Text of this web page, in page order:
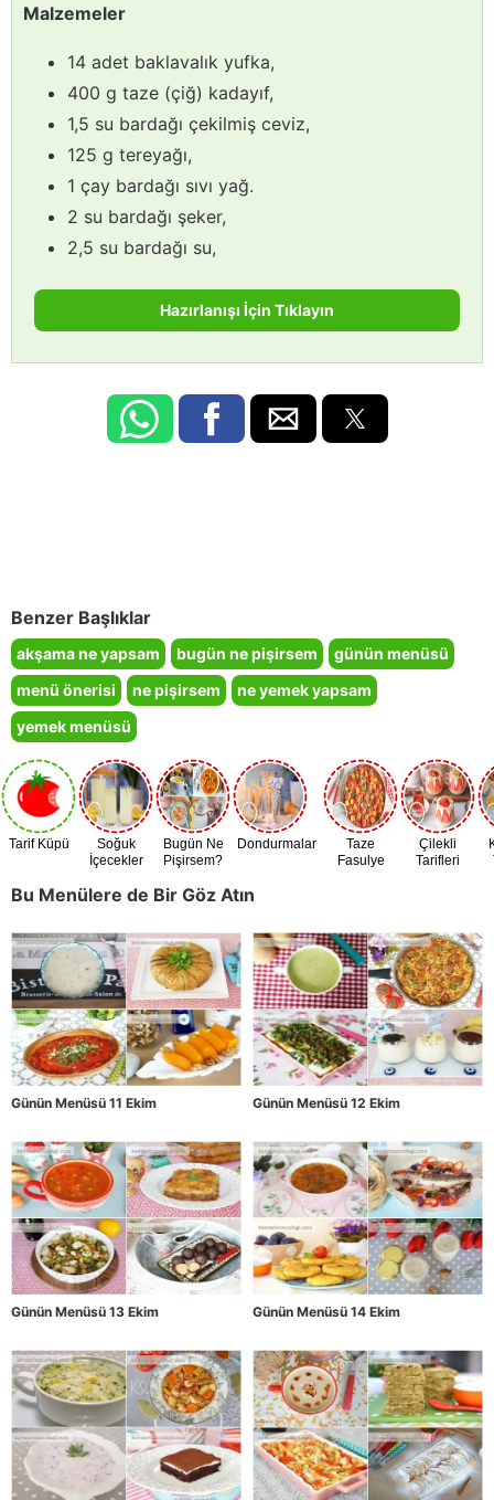
Malzemeler
14 adet baklavalık yufka,
400 g taze (çiğ) kadayıf,
1,5 su bardağı çekilmiş ceviz,
125 g tereyağı,
1 çay bardağı sıvı yağ.
2 su bardağı şeker,
2,5 su bardağı su,
Hazırlanışı İçin Tıklayın
Benzer Başlıklar
akşama ne yapsam bugün ne pişirsem
günün menüsü
menü önerisi
ne pişirsem
ne yemek yapsam
yemek menüsü
Tarif Küpü
Soğuk
İçecekler
Bugün Ne
Pişirsem?
Dondurmalar
Taze
Fasulye
Çilekli
Tarifleri
Bu Menülere de Bir Göz Atın
Günün Menüsü 11 Ekim Günün Menüsü 12 Ekim
Günün Menüsü 13 Ekim Günün Menüsü 14 Ekim